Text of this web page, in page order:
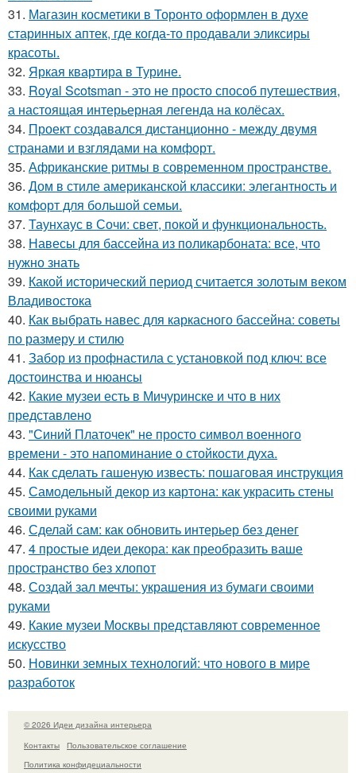
31. Магазин косметики в Торонто оформлен в духе
старинных аптек, где когда-то продавали эликсиры
красоты.
32. Яркая квартира в Турине.
33. Royal Scotsman - это не просто способ путешествия,
а настоящая интерьерная легенда на колёсах.
34. Проект создавался дистанционно - между двумя
странами и взглядами на комфорт.
35. Африканские ритмы в современном пространстве.
36. Дом в стиле американской классики: элегантность и
комфорт для большой семьи.
37. Таунхаус в Сочи: свет, покой и функциональность.
38. Навесы для бассейна из поликарбоната: все, что
нужно знать
39. Какой исторический период считается золотым веком
Владивостока
40. Как выбрать навес для каркасного бассейна: советы
по размеру и стилю
41. Забор из профнастила с установкой под ключ: все
достоинства и нюансы
42. Какие музеи есть в Мичуринске и что в них
представлено
43. "Синий Платочек" не просто символ военного
времени - это напоминание о стойкости духа.
44. Как сделать гашеную известь: пошаговая инструкция
45. Самодельный декор из картона: как украсить стены
своими руками
46. Сделай сам: как обновить интерьер без денег
47. 4 простые идеи декора: как преобразить ваше
пространство без хлопот
48. Создай зал мечты: украшения из бумаги своими
руками
49. Какие музеи Москвы представляют современное
искусство
50. Новинки земных технологий: что нового в мире
разработок
© 2026 Идеи дизайна интерьера
Контакты
Пользовательское соглашение
Политика конфидециальности